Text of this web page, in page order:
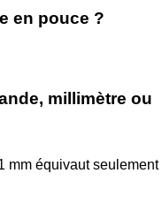
en pouce ?
millimètre ou
mm équivaut seulement